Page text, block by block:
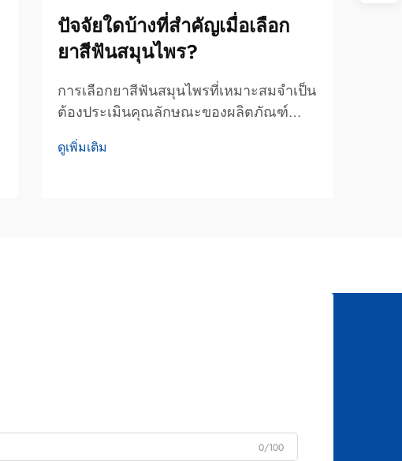
ปัจจัยใดบ้างที่สำคัญเมื่อเลือก
ยาสีฟันสมุนไพร?
การเลือกยาสีฟันสมุนไพรที่เหมาะสมจำเป็น
ต้องประเมินคุณลักษณะของผลิตภัณฑ์
หลายประการอย่างรอบคอบ เนื่องจากสิ่ง
เหล่านี้ส่งผลโดยตรงต่อผลลัพธ์ด้านสุขภาพ
ดูเพิ่มเติม
0/100